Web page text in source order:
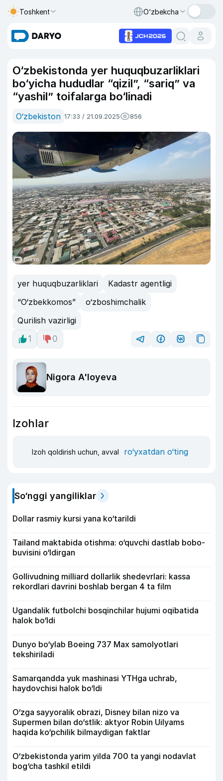
Toshkent O‘zbekcha
O‘zbekistonda yer huquqbuzarliklari
bo‘yicha hududlar “qizil”, “sariq” va
“yashil” toifalarga bo‘linadi
O‘zbekiston 17:33 / 21.09.2025 856
yer huquqbuzarliklari
Kadastr agentligi
“O‘zbekkomos”
o‘zboshimchalik
Qurilish vazirligi
1
0
Nigora A'loyeva
Izohlar
Izoh qoldirish uchun, avval ro‘yxatdan o‘ting
So‘nggi yangiliklar
Dollar rasmiy kursi yana ko‘tarildi
Tailand maktabida otishma: o‘quvchi dastlab bobo-
buvisini o‘ldirgan
Gollivudning milliard dollarlik shedevrlari: kassa
rekordlari davrini boshlab bergan 4 ta film
Ugandalik futbolchi bosqinchilar hujumi oqibatida
halok bo‘ldi
Dunyo bo‘ylab Boeing 737 Max samolyotlari
tekshiriladi
Samarqandda yuk mashinasi YTHga uchrab,
haydovchisi halok bo‘ldi
O‘zga sayyoralik obrazi, Disney bilan nizo va
Supermen bilan do‘stlik: aktyor Robin Uilyams
haqida ko‘pchilik bilmaydigan faktlar
O‘zbekistonda yarim yilda 700 ta yangi nodavlat
bog‘cha tashkil etildi